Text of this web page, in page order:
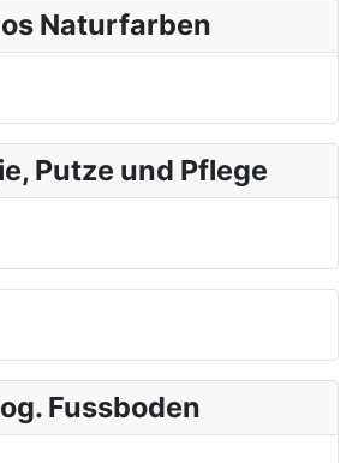
Naturfarben
Putze und Pflege
Fussboden